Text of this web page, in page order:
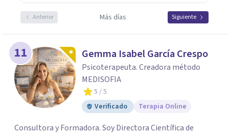
Anterior Más días Siguiente
11 Gemma Isabel García Crespo
Psicoterapeuta. Creadora método
MEDISOFIA
5 / 5
Verificado
Terapia Online
Consultora y Formadora. Soy Directora Científica de